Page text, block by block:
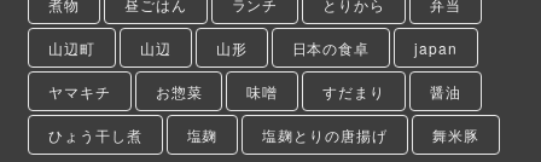
煮物 昼ごはん ランチ とりから 弁当
山辺町 山辺 山形 日本の食卓 japan
ヤマキチ お惣菜 味噌 すだまり 醤油
ひょう干し煮 塩麹 塩麹とりの唐揚げ 舞米豚